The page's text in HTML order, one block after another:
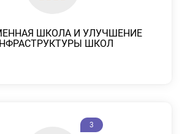
ШКОЛА И УЛУЧШЕНИЕ
ШКОЛ
3